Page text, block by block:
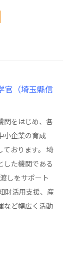
官（埼玉縣信
関をはじめ、各
小企業の育成
ております。 埼
した機関である
しをサポート
財活用支援、産
など幅広く活動